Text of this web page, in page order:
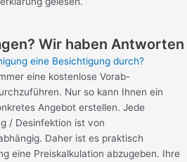
Wir haben Antworten
eine Besichtigung durch?
eine kostenlose Vorab-
Nur so kann Ihnen ein
Angebot erstellen. Jede
/ Desinfektion ist von
Daher ist es praktisch
eine Preiskalkulation abzugeben. Ihre